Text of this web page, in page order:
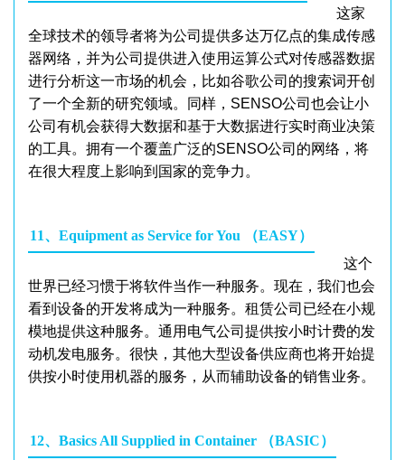
这家
全球技术的领导者将为公司提供多达万亿点的集成传感
器网络，并为公司提供进入使用运算公式对传感器数据
进行分析这一市场的机会，比如谷歌公司的搜索词开创
了一个全新的研究领域。同样，SENSO公司也会让小
公司有机会获得大数据和基于大数据进行实时商业决策
的工具。拥有一个覆盖广泛的SENSO公司的网络，将
在很大程度上影响到国家的竞争力。
11、Equipment as Service for You （EASY）
这个
世界已经习惯于将软件当作一种服务。现在，我们也会
看到设备的开发将成为一种服务。租赁公司已经在小规
模地提供这种服务。通用电气公司提供按小时计费的发
动机发电服务。很快，其他大型设备供应商也将开始提
供按小时使用机器的服务，从而辅助设备的销售业务。
12、Basics All Supplied in Container （BASIC）